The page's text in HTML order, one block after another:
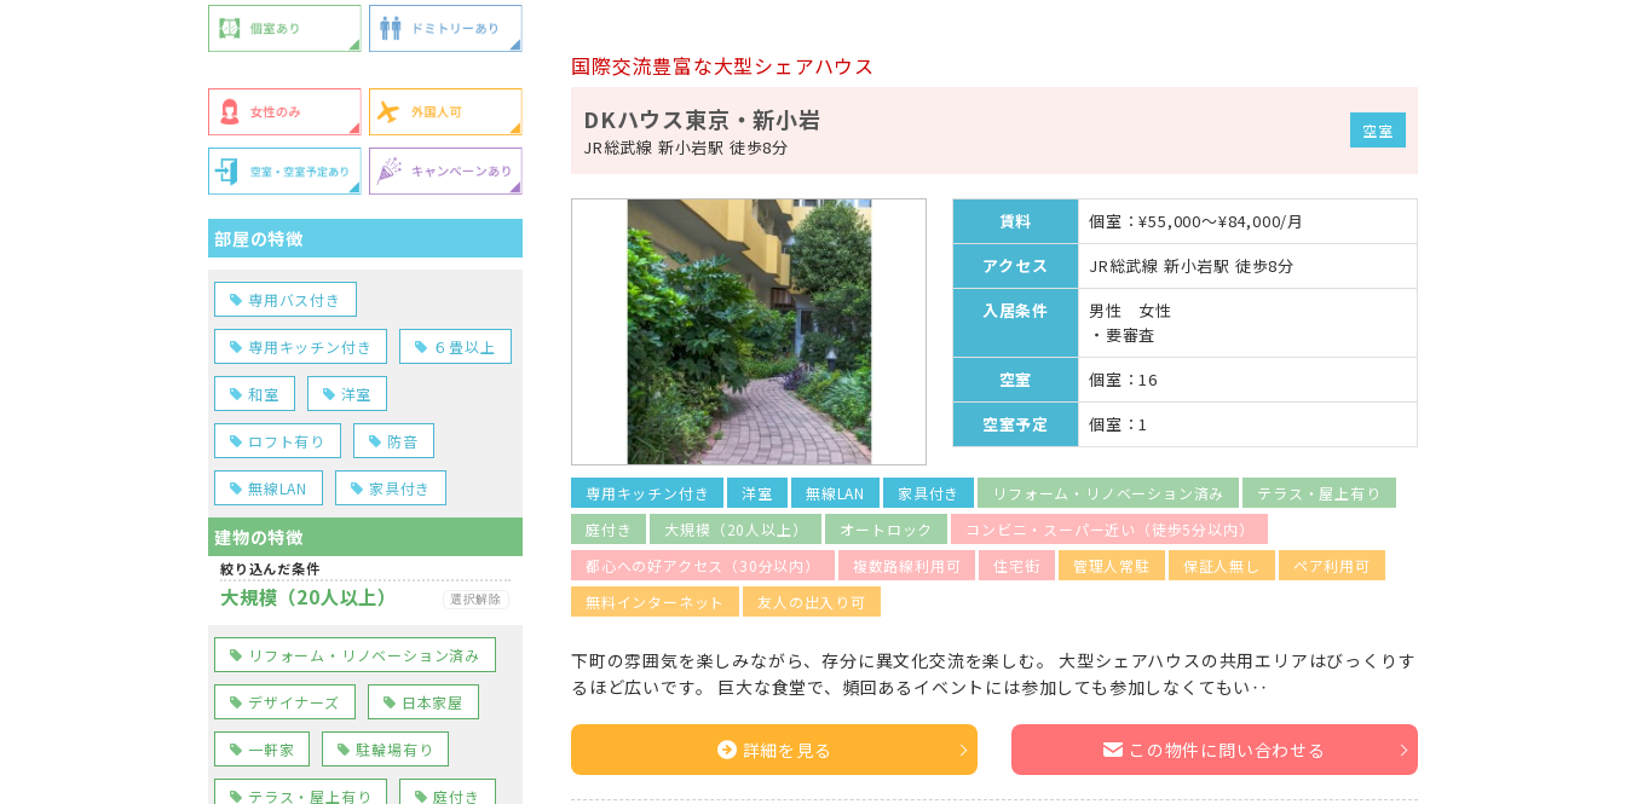
部屋の特徴
専用バス付き
専用キッチン付き ６畳以上
和室 洋室
ロフト有り 防音
無線LAN 家具付き
建物の特徴
絞り込んだ条件
大規模（20人以上） 選択解除
リフォーム・リノベーション済み
デザイナーズ 日本家屋
一軒家 駐輪場有り
テラス・屋上有り 庭付き
国際交流豊富な大型シェアハウス
DKハウス東京・新小岩
JR総武線 新小岩駅 徒歩8分
空室
賃料
個室：¥55,000～¥84,000/月
アクセス
JR総武線 新小岩駅 徒歩8分
入居条件
男性 女性
・要審査
空室
個室：16
空室予定
個室：1
専用キッチン付き 洋室 無線LAN 家具付き リフォーム・リノベーション済み
テラス・屋上有り
庭付き
大規模（20人以上） オートロック
コンビニ・スーパー近い（徒歩5分以内）
都心への好アクセス（30分以内）
複数路線利用可 住宅街 管理人常駐 保証人無し
ペア利用可
無料インターネット
友人の出入り可
下町の雰囲気を楽しみながら、存分に異文化交流を楽しむ。 大型シェアハウスの共用エリアはびっくりす
るほど広いです。 巨大な食堂で、頻回あるイベントには参加しても参加しなくてもい‥
詳細を見る この物件に問い合わせる